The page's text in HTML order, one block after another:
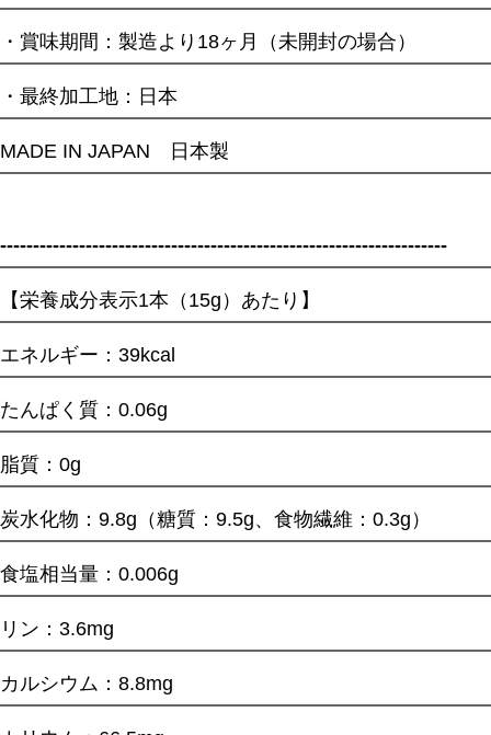
・賞味期間：製造より18ヶ月 （未開封の場合）
・最終加工地：日本
MADE IN JAPAN 日本製
--------------------------------------------------------------------
【栄養成分表示1本（15g）あたり】
エネルギー：39kcal
たんぱく質：0.06g
脂質：0g
炭水化物：9.8g（糖質：9.5g、食物繊維：0.3g）
食塩相当量：0.006g
リン：3.6mg
カルシウム：8.8mg